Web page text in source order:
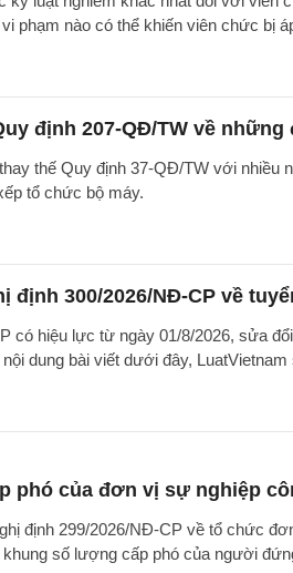
phạm nào có thể khiến viên chức bị
định 207-QĐ/TW về
thế Quy định 37-QĐ/TW với
tổ chức bộ máy.
định 300/2026/NĐ-CP về
có hiệu lực từ ngày 01/8/2026, sửa
dung bài viết dưới đây, LuatVietnam
phó của đơn vị sự nghiệp
định 299/2026/NĐ-CP về tổ chức
số lượng cấp phó của người